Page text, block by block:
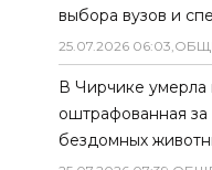
выбора вузов и
25.07.2026 06:03,
В Чирчике умерла
оштрафованная
бездомных